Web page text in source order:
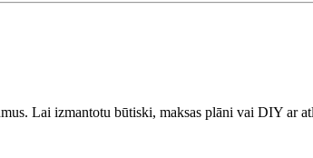
Lai izmantotu būtiski, maksas plāni vai DIY ar